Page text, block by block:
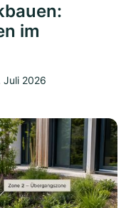
im
Juli 2026